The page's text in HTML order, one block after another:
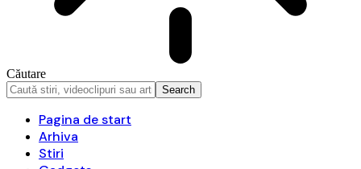
Căutare
Pagina de start
Arhiva
Stiri